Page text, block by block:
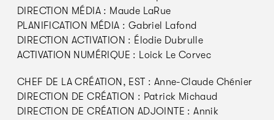
DIRECTION MÉDIA : Maude LaRue
PLANIFICATION MÉDIA : Gabriel Lafond
DIRECTION ACTIVATION : Élodie Dubrulle
ACTIVATION NUMÉRIQUE : Loick Le Corvec
CHEF DE LA CRÉATION, EST : Anne-Claude Chénier
DIRECTION DE CRÉATION : Patrick Michaud
DIRECTION DE CRÉATION ADJOINTE : Annik